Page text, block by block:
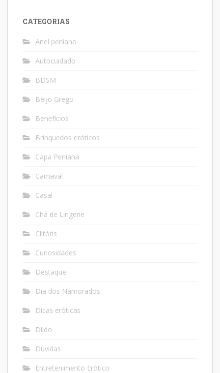
CATEGORIAS
Anel peniano
Autocuidado
BDSM
Beijo Grego
Benefícios
Brinquedos eróticos
Capa Peniana
Carnaval
Casal
Chá de Lingerie
Clitóris
Curiosidades
Destaque
Dia dos Namorados
Dicas eróticas
Dildo
Dúvidas
Entretenimento Erótico